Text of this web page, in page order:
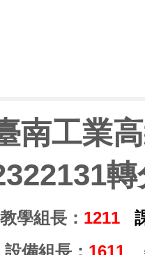
南工業
教學組長： 1211
設備組長： 1611